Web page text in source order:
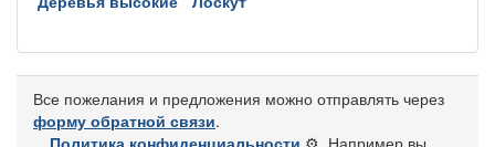
Все пожелания и предложения можно отправлять через
форму обратной связи.
Политика конфиденциальности ⚙️ . Например вы